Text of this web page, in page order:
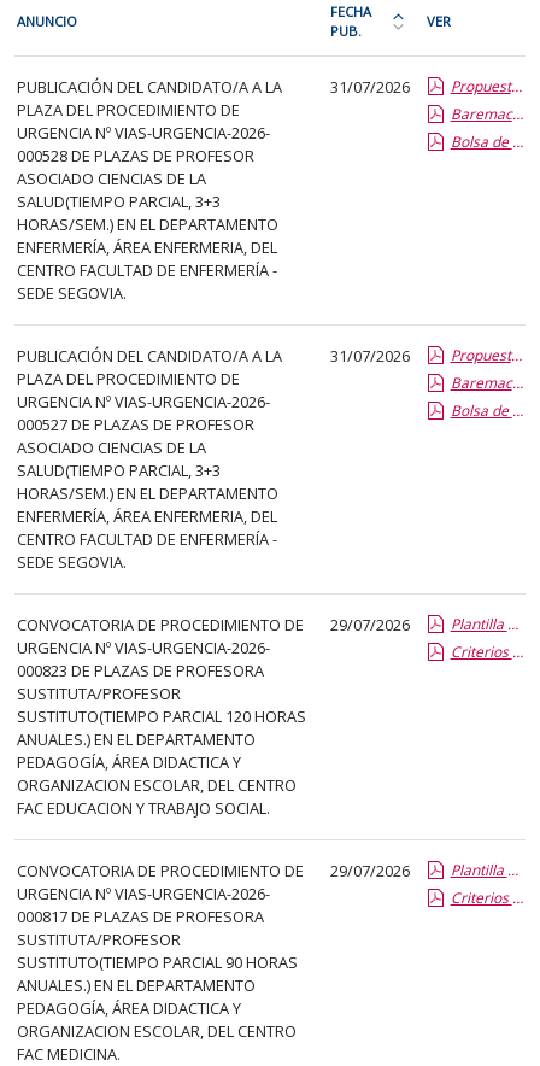
cada
fila
de
la
siguiente
tabla
encontrará
los
anuncios
del
tablón
seleccionado
previamente.
En
la
primera
columna
el
título
en
la
segunda
columna
la
fecha
de
publicación,
en
la
última
columna
el
enlace
que
ANUNCIO
FECHA
PUB.
Ordena
la
tabla
por
fecha
antigua
VER
PUBLICACIÓN DEL CANDIDATO/A A LA
PLAZA DEL PROCEDIMIENTO DE
URGENCIA Nº VIAS-URGENCIA-2026-
000528 DE PLAZAS DE PROFESOR
ASOCIADO CIENCIAS DE LA
SALUD(TIEMPO PARCIAL, 3+3
HORAS/SEM.) EN EL DEPARTAMENTO
ENFERMERÍA, ÁREA ENFERMERIA, DEL
CENTRO FACULTAD DE ENFERMERÍA -
SEDE SEGOVIA.
31/07/2026
Propuesta Formal de Contratacion por Vias de Urgencia
Baremacion de Candidatos
Bolsa de Empleo
PUBLICACIÓN DEL CANDIDATO/A A LA
PLAZA DEL PROCEDIMIENTO DE
URGENCIA Nº VIAS-URGENCIA-2026-
000527 DE PLAZAS DE PROFESOR
ASOCIADO CIENCIAS DE LA
SALUD(TIEMPO PARCIAL, 3+3
HORAS/SEM.) EN EL DEPARTAMENTO
ENFERMERÍA, ÁREA ENFERMERIA, DEL
CENTRO FACULTAD DE ENFERMERÍA -
SEDE SEGOVIA.
31/07/2026
Propuesta Formal de Contratacion por Vias de Urgencia
Baremacion de Candidatos
Bolsa de Empleo
CONVOCATORIA DE PROCEDIMIENTO DE
URGENCIA Nº VIAS-URGENCIA-2026-
000823 DE PLAZAS DE PROFESORA
SUSTITUTA/PROFESOR
SUSTITUTO(TIEMPO PARCIAL 120 HORAS
ANUALES.) EN EL DEPARTAMENTO
PEDAGOGÍA, ÁREA DIDACTICA Y
ORGANIZACION ESCOLAR, DEL CENTRO
FAC EDUCACION Y TRABAJO SOCIAL.
29/07/2026
Plantilla de Publicacion Vias de Urgencia
Criterios especificos
CONVOCATORIA DE PROCEDIMIENTO DE
URGENCIA Nº VIAS-URGENCIA-2026-
000817 DE PLAZAS DE PROFESORA
SUSTITUTA/PROFESOR
SUSTITUTO(TIEMPO PARCIAL 90 HORAS
ANUALES.) EN EL DEPARTAMENTO
PEDAGOGÍA, ÁREA DIDACTICA Y
ORGANIZACION ESCOLAR, DEL CENTRO
FAC MEDICINA.
29/07/2026
Plantilla de Publicacion Vias de Urgencia
Criterios especificos